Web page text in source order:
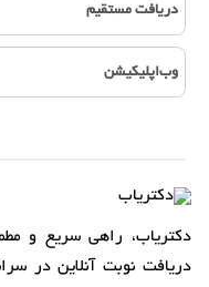
دریافت مستقیم
وب‌اپلیکیشن
دکتریاب، راهی سریع و
دریافت نوبت آنلاین در